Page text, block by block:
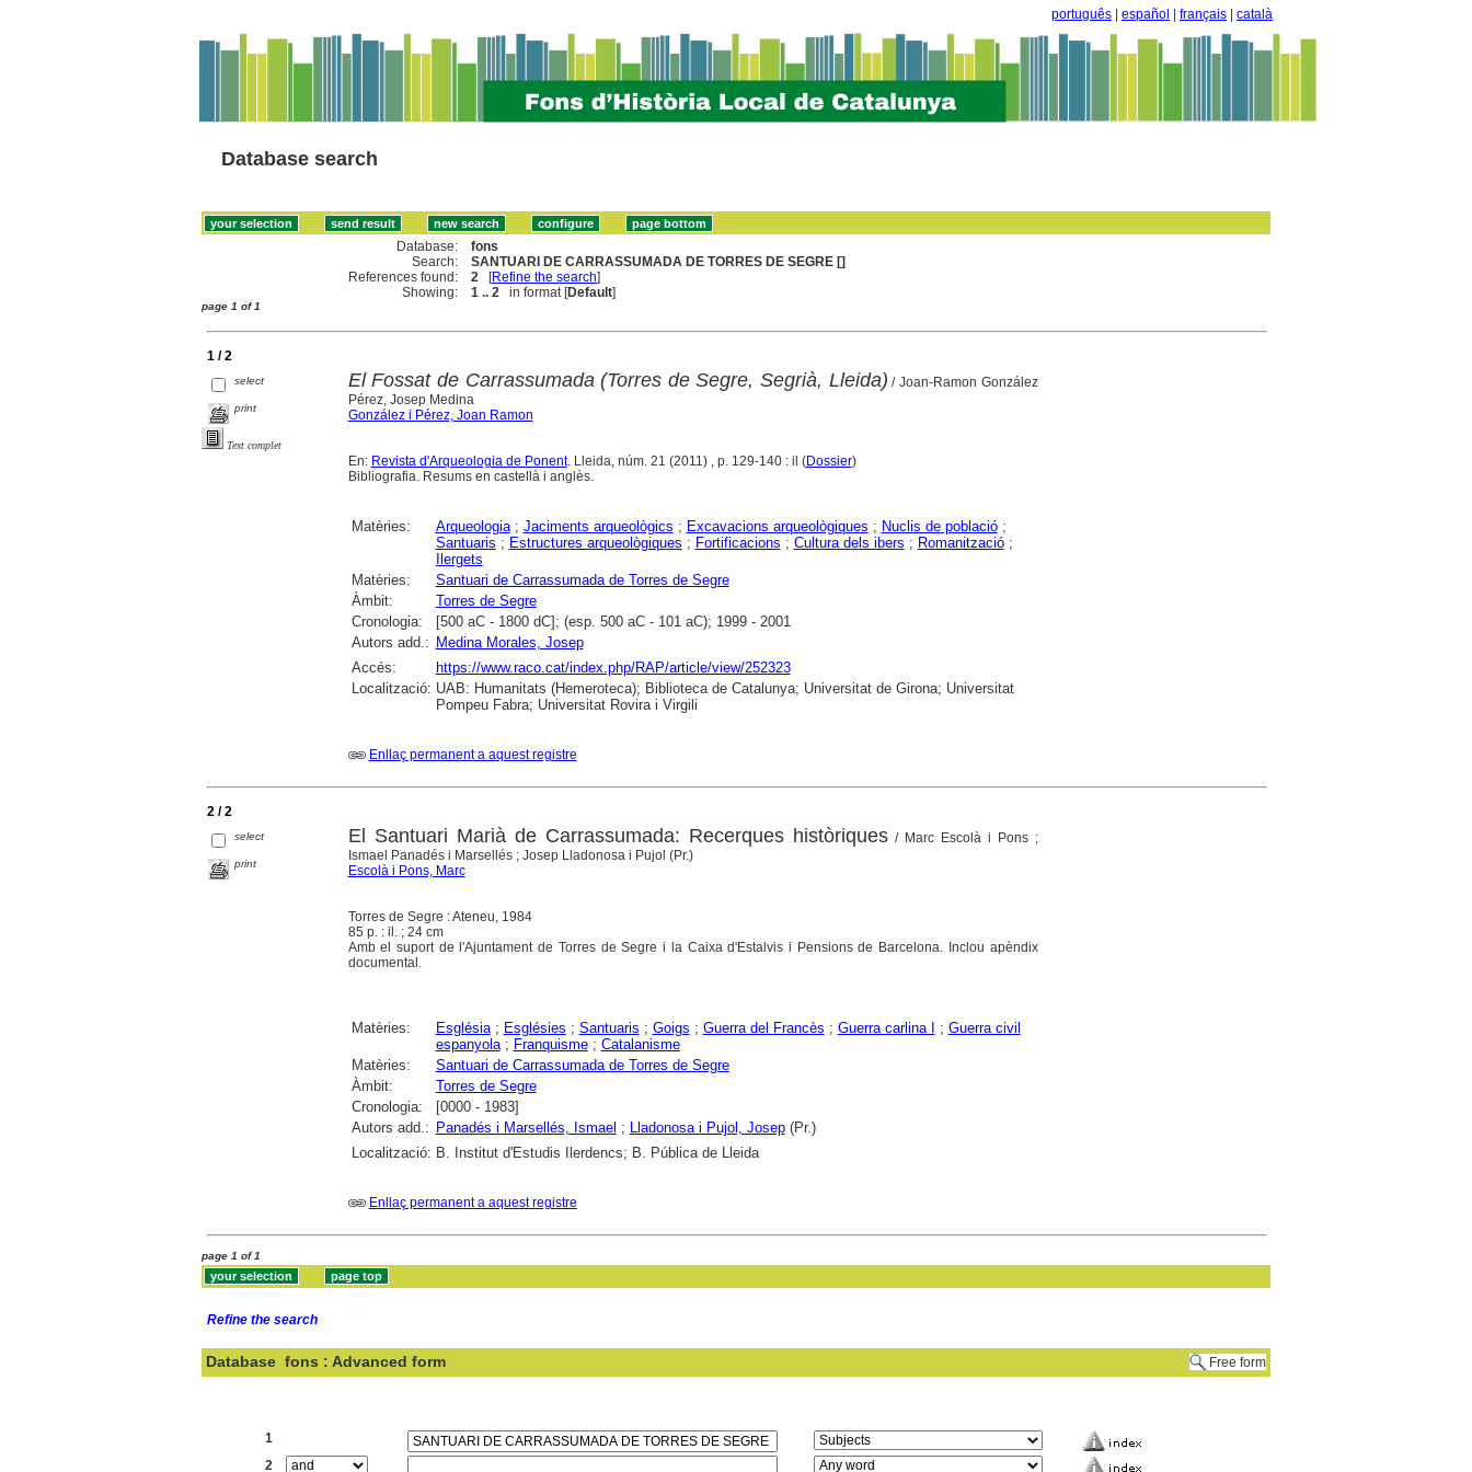
português español français català
Database search
Database:
fons
Search:
SANTUARI DE CARRASSUMADA DE TORRES DE SEGRE []
References found:
2 [Refine the search]
Showing:
1 .. 2 in format [Default]
page 1 of 1
1 / 2
select
print
Text complet
El Fossat de Carrassumada (Torres de Segre, Segrià, Lleida) / Joan-Ramon González
Pérez, Josep Medina
González i Pérez, Joan Ramon
En: Revista d'Arqueologia de Ponent. Lleida, núm. 21 (2011) , p. 129-140 : il (Dossier)
Bibliografia. Resums en castellà i anglès.
Matèries: Arqueologia; Jaciments arqueològics ; Excavacions arqueològiques ; Nuclis de població;
Santuaris ; Estructures arqueològiques ; Fortificacions ; Cultura dels ibers ; Romanització;
Ilergets
Matèries:
Santuari de Carrassumada de Torres de Segre
Àmbit:
Torres de Segre
Cronologia:
[500 aC - 1800 dC]; (esp. 500 aC - 101 aC); 1999 - 2001
Autors add.: Medina Morales, Josep
Accés:
https://www.raco.cat/index.php/RAP/article/view/252323
Localització: UAB: Humanitats (Hemeroteca); Biblioteca de Catalunya; Universitat de Girona; Universitat
Pompeu Fabra; Universitat Rovira i Virgili
Enllaç permanent a aquest registre
2 / 2
select
print
El Santuari Marià de Carrassumada: Recerques històriques/ Marc Escolà i Pons ;
Ismael Panadés i Marsellés ; Josep Lladonosa i Pujol (Pr.)
Escolà i Pons, Marc
Torres de Segre : Ateneu, 1984
85 p. : il. ; 24 cm
Amb el suport de l'Ajuntament de Torres de Segre i la Caixa d'Estalvis i Pensions de Barcelona. Inclou apèndix
documental.
Matèries: Església; Esglésies ; Santuaris ; Goigs ; Guerra del Francès ; Guerra carlina I ; Guerra civil
espanyola; Franquisme; Catalanisme
Matèries:
Santuari de Carrassumada de Torres de Segre
Àmbit:
Torres de Segre
Cronologia:
[0000 - 1983]
Autors add.: Panadés i Marsellés, Ismael ; Lladonosa i Pujol, Josep(Pr.)
Localització: B. Institut d'Estudis Ilerdencs; B. Pública de Lleida
Enllaç permanent a aquest registre
page 1 of 1
Refine the search
Database fons : Advanced form Free form
1
2